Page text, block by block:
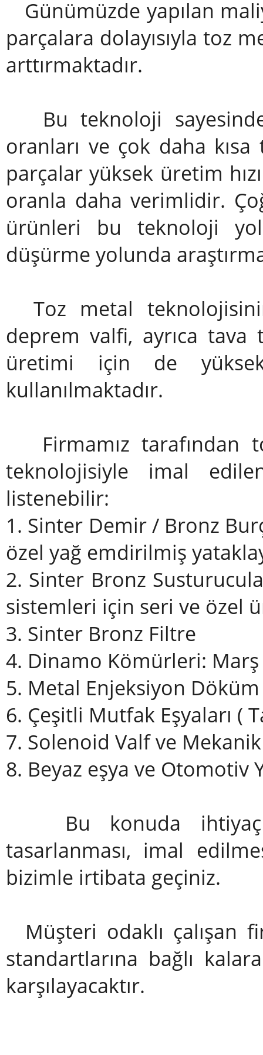
Günümüzde yapılan
parçalara dolayısıyla toz
arttırmaktadır.
Bu teknoloji
oranları ve çok daha
parçalar yüksek üretim
oranla daha verimlidir.
ürünleri bu teknoloji
düşürme yolunda
Toz metal
deprem valfi, ayrıca
üretimi için de
kullanılmaktadır.
Firmamız tarafından
teknolojisiyle imal
listenebilir:
1. Sinter Demir / Bronz
özel yağ emdirilmiş
2. Sinter Bronz
sistemleri için seri ve özel
3. Sinter Bronz Filtre
4. Dinamo Kömürleri:
5. Metal Enjeksiyon
6. Çeşitli Mutfak Eşyaları (
7. Solenoid Valf ve
8. Beyaz eşya ve Otomotiv
Bu konuda ihtiyaç
tasarlanması, imal
bizimle irtibata geçiniz.
Müşteri odaklı çalışan
standartlarına bağlı
karşılayacaktır.